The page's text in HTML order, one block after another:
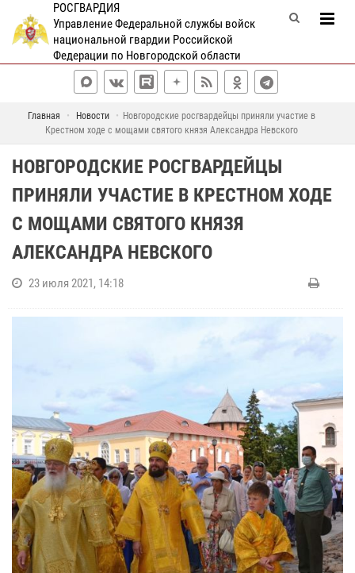
РОСГВАРДИЯ
Управление Федеральной службы войск
национальной гвардии Российской
Федерации по Новгородской области
Главная Новости
Новгородские росгвардейцы приняли участие в
Крестном ходе с мощами святого князя Александра Невского
НОВГОРОДСКИЕ РОСГВАРДЕЙЦЫ
ПРИНЯЛИ УЧАСТИЕ В КРЕСТНОМ ХОДЕ
С МОЩАМИ СВЯТОГО КНЯЗЯ
АЛЕКСАНДРА НЕВСКОГО
23 июля 2021, 14:18